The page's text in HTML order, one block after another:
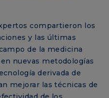
compartieron los
y las últimas
de la medicina
nuevas metodologías
derivada de
mejorar las técnicas de